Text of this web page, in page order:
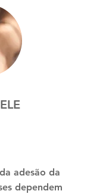
adesão da
dependem